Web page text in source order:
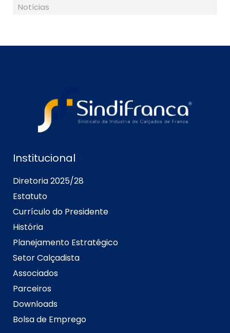
Notícias
Institucional
Diretoria 2025/28
Estatuto
Currículo do Presidente
História
Planejamento Estratégico
Setor Calçadista
Associados
Parceiros
Downloads
Bolsa de Emprego